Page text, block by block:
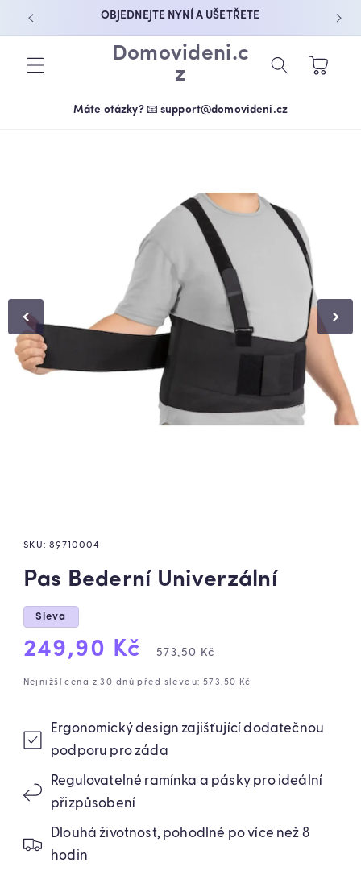
PŘEJÍT K
OBJEDNEJTE NYNÍ A UŠETŘETE
Domovideni.c
z
Košík
Máte otázky? 📧 support@domovideni.cz
SKU:89710004
Pas Bederní Univerzální
Sleva
Výprodejová
cena
249,90 Kč
Běžná
cena
573,50 Kč
Nejnižší cena z 30 dnů před slevou: 573,50 Kč
Ergonomický design zajišťující dodatečnou
podporu pro záda
Regulovatelné ramínka a pásky pro ideální
přizpůsobení
Dlouhá životnost, pohodlné po více než 8
hodin